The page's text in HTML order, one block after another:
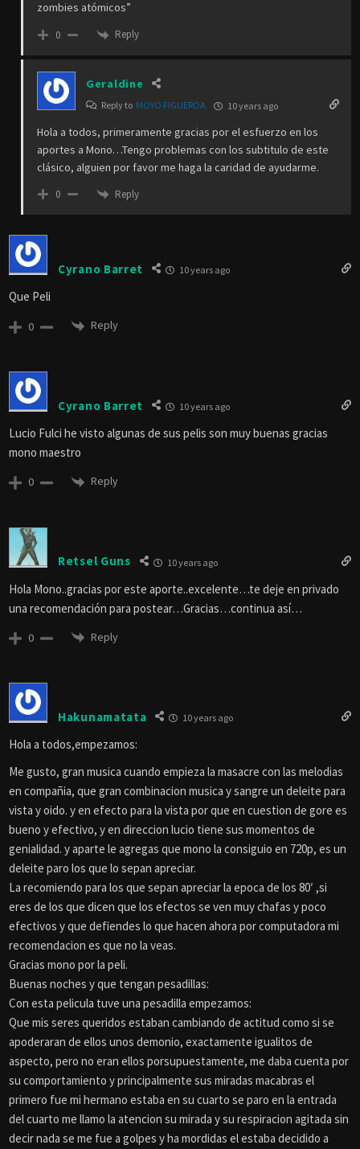
zombies atómicos”
0 Reply
Geraldine
Reply to MOYO FIGUEROA 10 years ago
Hola a todos, primeramente gracias por el esfuerzo en los
aportes a Mono…Tengo problemas con los subtitulo de este
clásico, alguien por favor me haga la caridad de ayudarme.
0 Reply
Cyrano Barret 10 years ago
Que Peli
0 Reply
Cyrano Barret 10 years ago
Lucio Fulci he visto algunas de sus pelis son muy buenas gracias
mono maestro
0 Reply
Retsel Guns 10 years ago
Hola Mono..gracias por este aporte..excelente…te deje en privado
una recomendación para postear…Gracias…continua así…
0 Reply
Hakunamatata 10 years ago
Hola a todos,empezamos:
Me gusto, gran musica cuando empieza la masacre con las melodias
en compañia, que gran combinacion musica y sangre un deleite para
vista y oido. y en efecto para la vista por que en cuestion de gore es
bueno y efectivo, y en direccion lucio tiene sus momentos de
genialidad. y aparte le agregas que mono la consiguio en 720p, es un
deleite paro los que lo sepan apreciar.
La recomiendo para los que sepan apreciar la epoca de los 80′ ,si
eres de los que dicen que los efectos se ven muy chafas y poco
efectivos y que defiendes lo que hacen ahora por computadora mi
recomendacion es que no la veas.
Gracias mono por la peli.
Buenas noches y que tengan pesadillas:
Con esta pelicula tuve una pesadilla empezamos:
Que mis seres queridos estaban cambiando de actitud como si se
apoderaran de ellos unos demonio, exactamente igualitos de
aspecto, pero no eran ellos porsupuestamente, me daba cuenta por
su comportamiento y principalmente sus miradas macabras el
primero fue mi hermano estaba en su cuarto se paro en la entrada
del cuarto me llamo la atencion su mirada y su respiracion agitada sin
decir nada se me fue a golpes y ha mordidas el estaba decidido a